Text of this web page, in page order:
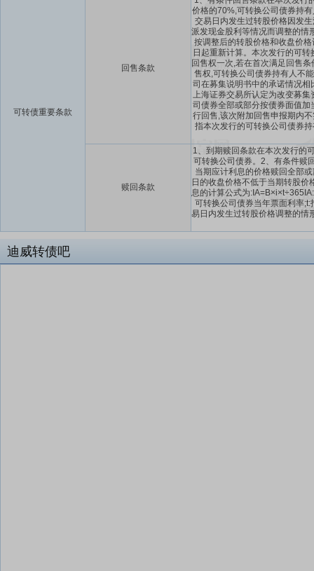
可转债重要条款
回售条款
价格的70%,可转换公司债券持
交易日内发生过转股价格因发
派发现金股利等情况而调整的情
按调整后的转股价格和收盘价
日起重新计算。本次发行的可
回售权一次,若在首次满足回售
售权,可转换公司债券持有人不
司在募集说明书中的承诺情况
上海证券交易所认定为改变募
司债券全部或部分按债券面值
行回售,该次附加回售申报期内
指本次发行的可转换公司债券
赎回条款
1、到期赎回条款在本次发行的
可转换公司债券。2、有条件赎
当期应计利息的价格赎回全部
日的收盘价格不低于当期转股
息的计算公式为
可转换公司债券当年票面利率
易日内发生过转股价格调整的情
迪威转债吧